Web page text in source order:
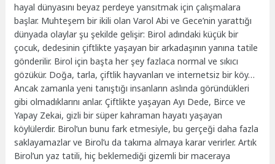
hayal dünyasını beyaz perdeye yansıtmak için çalışmalara
başlar. Muhteşem bir ikili olan Varol Abi ve Gece’nin yarattığı
dünyada olaylar şu şekilde gelişir: Birol adındaki küçük bir
çocuk, dedesinin çiftlikte yaşayan bir arkadaşının yanına tatile
gönderilir. Birol için başta her şey fazlaca normal ve sıkıcı
gözükür. Doğa, tarla, çiftlik hayvanları ve internetsiz bir köy…
Ancak zamanla yeni tanıştığı insanların aslında göründükleri
gibi olmadıklarını anlar. Çiftlikte yaşayan Ayı Dede, Birce ve
Yapay Zekai, gizli bir süper kahraman hayatı yaşayan
köylülerdir. Birol’un bunu fark etmesiyle, bu gerçeği daha fazla
saklayamazlar ve Birol’u da takıma almaya karar verirler. Artık
Birol’un yaz tatili, hiç beklemediği gizemli bir maceraya